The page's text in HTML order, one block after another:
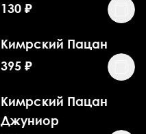
130 ₽
Кимрский Пацан
395 ₽
Кимрский Пацан
Джуниор